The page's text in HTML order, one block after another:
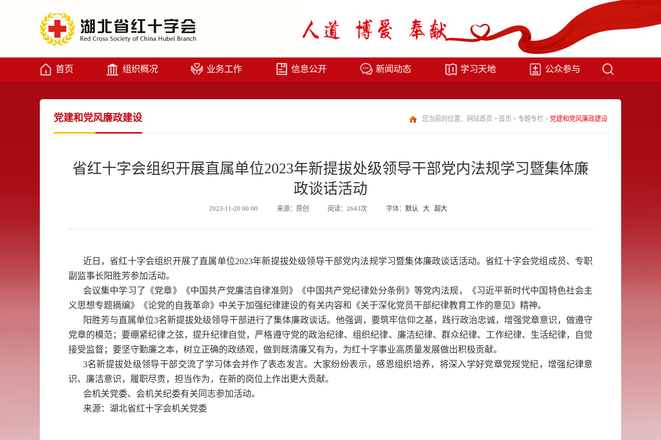
首页 组织概况 业务工作 信息公开 新闻动态 学习天地 公众参与
党建和党风廉政建设 您当前的位置： 网站首页 >首页 >专题专栏 > 党建和党风廉政建设
省红十字会组织开展直属单位2023年新提拔处级领导干部党内法规学习暨集体廉
政谈话活动
2023-11-20 00:00 来源：原创 阅读：2643次 字体： 默认 大 超大
近日，省红十字会组织开展了直属单位2023年新提拔处级领导干部党内法规学习暨集体廉政谈话活动。省红十字会党组成员、专职
副监事长阳胜芳参加活动。
会议集中学习了《党章》《中国共产党廉洁自律准则》《中国共产党纪律处分条例》等党内法规，《习近平新时代中国特色社会主
义思想专题摘编》《论党的自我革命》中关于加强纪律建设的有关内容和《关于深化党员干部纪律教育工作的意见》精神。
阳胜芳与直属单位3名新提拔处级领导干部进行了集体廉政谈话。他强调，要筑牢信仰之基，践行政治忠诚，增强党章意识，做遵守
党章的模范；要绷紧纪律之弦，提升纪律自觉，严格遵守党的政治纪律、组织纪律、廉洁纪律、群众纪律、工作纪律、生活纪律，自觉
接受监督；要坚守勤廉之本，树立正确的政绩观，做到既清廉又有为，为红十字事业高质量发展做出积极贡献。
3名新提拔处级领导干部交流了学习体会并作了表态发言。大家纷纷表示，感恩组织培养，将深入学好党章党规党纪，增强纪律意
识、廉洁意识，履职尽责，担当作为，在新的岗位上作出更大贡献。
会机关党委、会机关纪委有关同志参加活动。
来源：湖北省红十字会机关党委